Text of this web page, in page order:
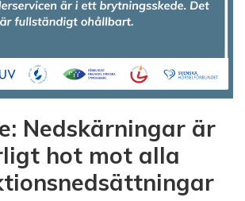
Nedskärningar är
hot mot alla